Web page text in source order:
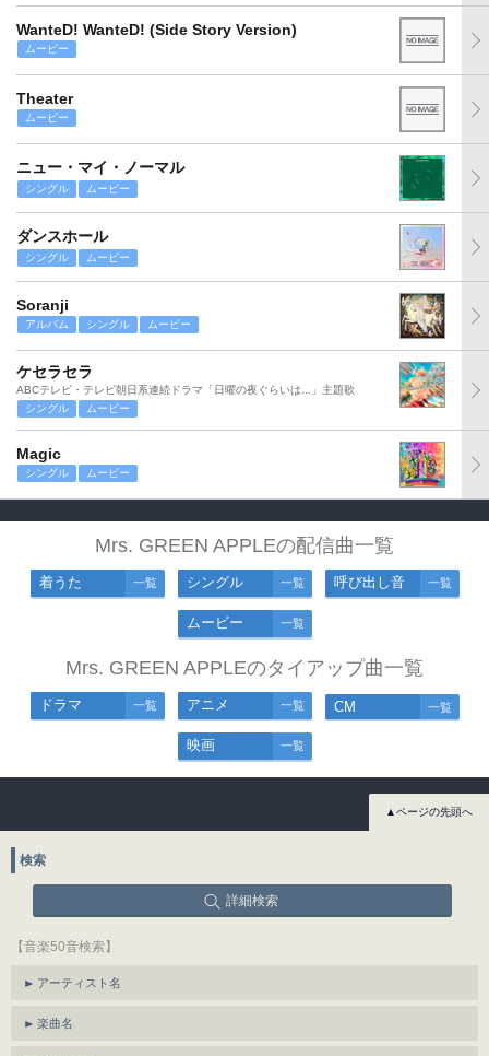
WanteD! WanteD! (Side Story Version)
ムービー
Theater
ムービー
ニュー・マイ・ノーマル
シングル ムービー
ダンスホール
シングル ムービー
Soranji
アルバム シングル ムービー
ケセラセラ
ABCテレビ・テレビ朝日系連続ドラマ「日曜の夜ぐらいは...」主題歌
シングル
ムービー
Magic
シングル ムービー
Mrs. GREEN APPLEの配信曲一覧
着うた 一覧 シングル 一覧 呼び出し音 一覧
ムービー 一覧
Mrs. GREEN APPLEのタイアップ曲一覧
ドラマ 一覧 アニメ 一覧 CM 一覧
映画 一覧
▲ページの先頭へ
検索
詳細検索
【音楽50音検索】
アーティスト名
楽曲名